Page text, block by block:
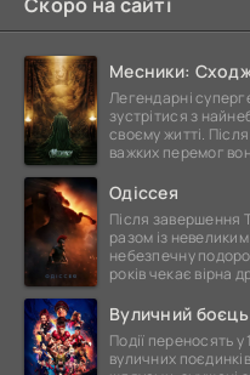
Месники:
Легендарні
зустрітися з
своєму житті.
важких перемог
Одіссея
Після завершення
разом із
небезпечну
років чекає вірна
Вуличний боєць
Події переносять у
вуличних